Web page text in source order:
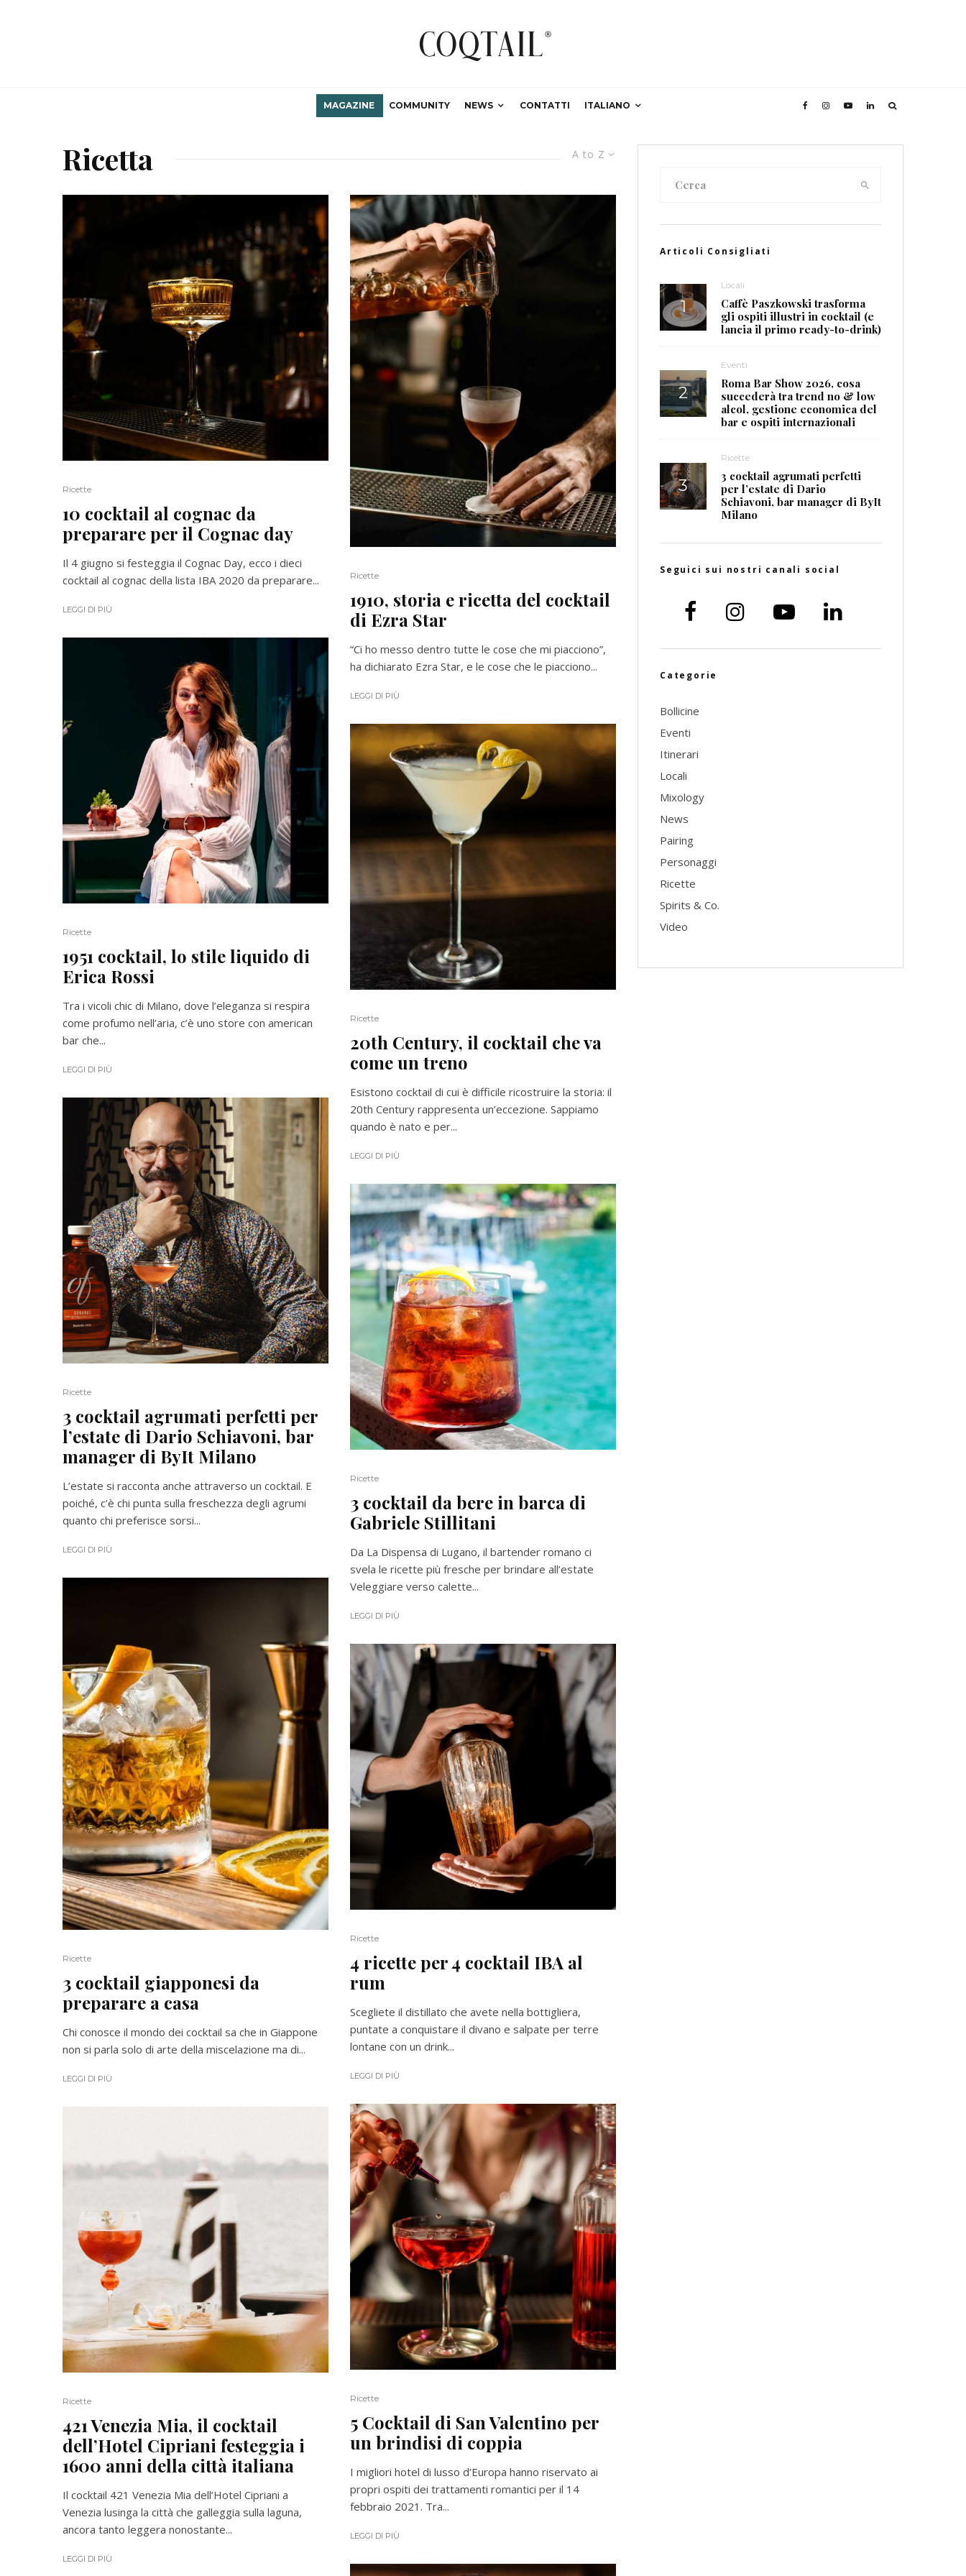
MAGAZINE COMMUNITY NEWS CONTATTI ITALIANO
A to Z
Ricetta
Ricette
10 cocktail al cognac da
preparare per il Cognac day
Il 4 giugno si festeggia il Cognac Day, ecco i dieci
cocktail al cognac della lista IBA 2020 da preparare...
LEGGI DI PIÙ
Ricette
1951 cocktail, lo stile liquido di
Erica Rossi
Tra i vicoli chic di Milano, dove l’eleganza si respira
come profumo nell’aria, c’è uno store con american
bar che...
LEGGI DI PIÙ
Ricette
3 cocktail agrumati perfetti per
l’estate di Dario Schiavoni, bar
manager di ByIt Milano
L’estate si racconta anche attraverso un cocktail. E
poiché, c’è chi punta sulla freschezza degli agrumi
quanto chi preferisce sorsi...
LEGGI DI PIÙ
Ricette
3 cocktail giapponesi da
preparare a casa
Chi conosce il mondo dei cocktail sa che in Giappone
non si parla solo di arte della miscelazione ma di...
LEGGI DI PIÙ
Ricette
421 Venezia Mia, il cocktail
dell’Hotel Cipriani festeggia i
1600 anni della città italiana
Il cocktail 421 Venezia Mia dell’Hotel Cipriani a
Venezia lusinga la città che galleggia sulla laguna,
ancora tanto leggera nonostante...
LEGGI DI PIÙ
Ricette
1910, storia e ricetta del cocktail
di Ezra Star
“Ci ho messo dentro tutte le cose che mi piacciono”,
ha dichiarato Ezra Star, e le cose che le piacciono...
LEGGI DI PIÙ
Ricette
20th Century, il cocktail che va
come un treno
Esistono cocktail di cui è difficile ricostruire la storia: il
20th Century rappresenta un’eccezione. Sappiamo
quando è nato e per...
LEGGI DI PIÙ
Ricette
3 cocktail da bere in barca di
Gabriele Stillitani
Da La Dispensa di Lugano, il bartender romano ci
svela le ricette più fresche per brindare all’estate
Veleggiare verso calette...
LEGGI DI PIÙ
Ricette
4 ricette per 4 cocktail IBA al
rum
Scegliete il distillato che avete nella bottigliera,
puntate a conquistare il divano e salpate per terre
lontane con un drink...
LEGGI DI PIÙ
Ricette
5 Cocktail di San Valentino per
un brindisi di coppia
I migliori hotel di lusso d’Europa hanno riservato ai
propri ospiti dei trattamenti romantici per il 14
febbraio 2021. Tra...
LEGGI DI PIÙ
Articoli Consigliati
Locali
Caffè Paszkowski trasforma
gli ospiti illustri in cocktail (e
lancia il primo ready-to-drink)
Eventi
Roma Bar Show 2026, cosa
succederà tra trend no & low
alcol, gestione economica del
bar e ospiti internazionali
Ricette
3 cocktail agrumati perfetti
per l’estate di Dario
Schiavoni, bar manager di ByIt
Milano
Seguici sui nostri canali social
Categorie
Bollicine
Eventi
Itinerari
Locali
Mixology
News
Pairing
Personaggi
Ricette
Spirits & Co.
Video